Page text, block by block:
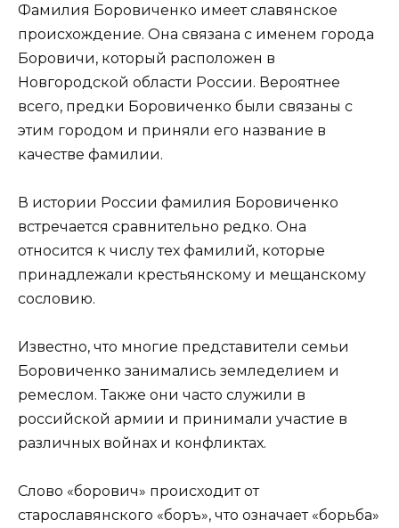
Фамилия Боровиченко имеет славянское
происхождение. Она связана с именем города
Боровичи, который расположен в
Новгородской области России. Вероятнее
всего, предки Боровиченко были связаны с
этим городом и приняли его название в
качестве фамилии.
В истории России фамилия Боровиченко
встречается сравнительно редко. Она
относится к числу тех фамилий, которые
принадлежали крестьянскому и мещанскому
сословию.
Известно, что многие представители семьи
Боровиченко занимались земледелием и
ремеслом. Также они часто служили в
российской армии и принимали участие в
различных войнах и конфликтах.
Слово «борович» происходит от
старославянского «боръ», что означает «борьба»